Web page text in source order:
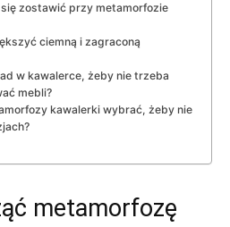
się zostawić przy metamorfozie
ciemną i zagraconą
w kawalerce, żeby nie trzeba
mebli?
kawalerki wybrać, żeby nie
metamorfozę